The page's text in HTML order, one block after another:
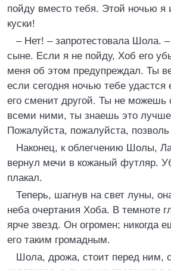
пойду вместо тебя. Этой ночью я
куски!
– Нет! – запротестовала Шола.
сыне. Если я не пойду, Хоб его
меня об этом предупреждал. Ты
если сегодня ночью тебе удастся
его сменит другой. Ты не можешь
всеми ними, ты знаешь это лучше
Пожалуйста, пожалуйста,
Наконец, к облегчению Шолы,
вернул мечи в кожаный футляр.
плакал.
Теперь, шагнув на свет луны,
неба очертания Хоба. В темноте
ярче звезд. Он огромен; никогда
его таким громадным.
Шола, дрожа, стоит перед ним,